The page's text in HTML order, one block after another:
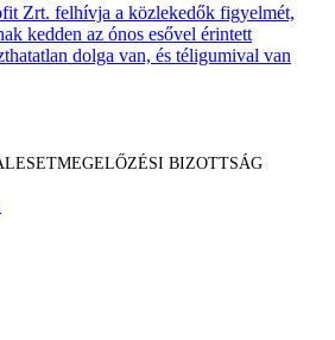
Zrt. felhívja a közlekedők figyelmét,
kedden az ónos esővel érintett
dolga van, és téligumival van
BIZOTTSÁG